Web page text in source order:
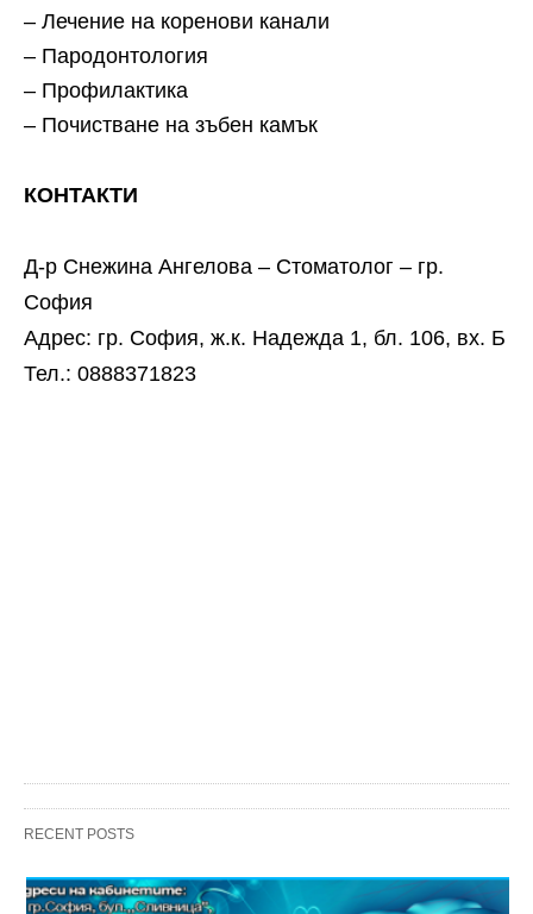
– Лечение на коренови канали
– Пародонтология
– Профилактика
– Почистване на зъбен камък
КОНТАКТИ
Д-р Снежина Ангелова – Стоматолог – гр.
София
Адрес: гр. София, ж.к. Надежда 1, бл. 106, вх. Б
Тел.: 0888371823
RECENT POSTS